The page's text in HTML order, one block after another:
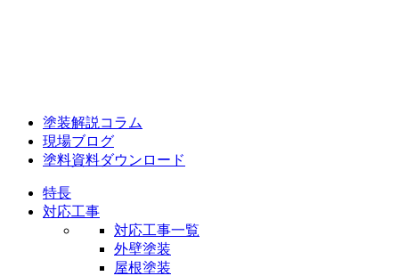
塗装解説コラム
現場ブログ
塗料資料ダウンロード
特長
対応工事
対応工事一覧
外壁塗装
屋根塗装